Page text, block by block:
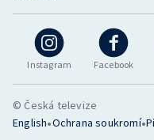
Instagram Facebook
© Česká televize
English•Ochrana soukromí•